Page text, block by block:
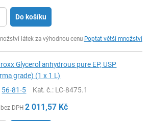
Do košíku
látek za výhodnou cenu Poptat větší množství
Glycerol anhydrous pure EP, USP
grade) (1 x 1 L)
56-81-5 Kat. č.: LC-8475.1
DPH 2 011,57 Kč